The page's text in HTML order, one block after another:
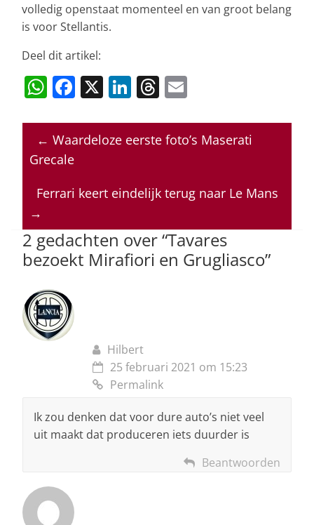
volledig openstaat momenteel en van groot belang
is voor Stellantis.
Deel dit artikel:
W
at
s
p
p
F
c
e
o
o
k
X Li
k
e
n
T
re
a
s
ai
l
← Waardeloze eerste foto’s Maserati
Grecale
Ferrari keert eindelijk terug naar Le Mans
→
2 gedachten over “Tavares
bezoekt Mirafiori en Grugliasco”
Hilbert
25 februari 2021 om 15:23
Permalink
Ik zou denken dat voor dure auto’s niet veel
uit maakt dat produceren iets duurder is
Beantwoorden